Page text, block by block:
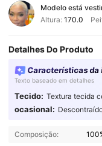
Modelo está
Altura: 170.0
Detalhes Do Produto
Características
Texto baseado em detalhes
Tecido: Textura tecida
ocasional:
Composição: